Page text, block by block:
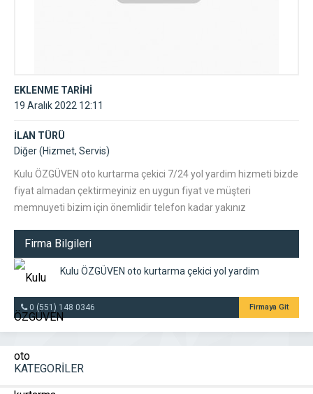
EKLENME TARİHİ
19 Aralık 2022 12:11
İLAN TÜRÜ
Diğer (Hizmet, Servis)
Kulu ÖZGÜVEN oto kurtarma çekici 7/24 yol yardim hizmeti bizde
fiyat almadan çektirmeyiniz en uygun fiyat ve müşteri
memnuyeti bizim için önemlidir telefon kadar yakınız
Firma Bilgileri
Kulu ÖZGÜVEN oto kurtarma çekici yol yardim
0 (551) 148 0346 Firmaya Git
KATEGORİLER